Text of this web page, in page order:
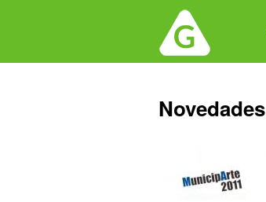
Back
to
Novedades